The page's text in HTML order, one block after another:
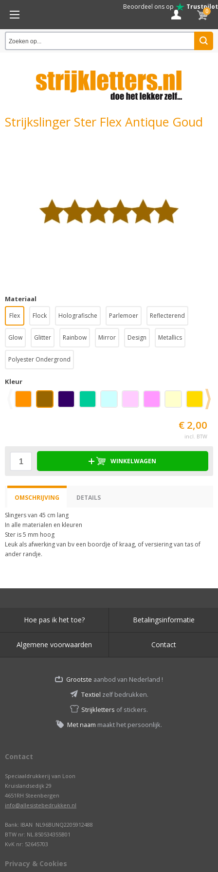
Beoordeel ons op Trustpilot
0
Strijkslinger Ster Flex Antique Goud
Materiaal
Flex Flock Holografische Parlemoer Reflecterend
Glow Glitter Rainbow Mirror Design Metallics
Polyester Ondergrond
Kleur
€ 2,00
incl. BTW
WINKELWAGEN
OMSCHRIJVING DETAILS
Slingers van 45 cm lang
In alle materialen en kleuren
Ster is 5 mm hoog
Leuk als afwerking van bv een boordje of kraag, of versiering van tas of
ander randje.
Hoe pas ik het toe? Betalingsinformatie
Algemene voorwaarden Contact
Grootste aanbod van Nederland !
Textiel zelf bedrukken.
Strijkletters of stickers.
Met naam maakt het persoonlijk.
Contact
Speciaaldrukkerij van Loon
Kruislandsedijk 29
4651RH Steenbergen
info@allesistebedrukken.nl
Bank: IBAN NL96BUNQ2205912488
BTW nr: NL.850534355B01
KvK nr: 52645703
Privacy & Cookies